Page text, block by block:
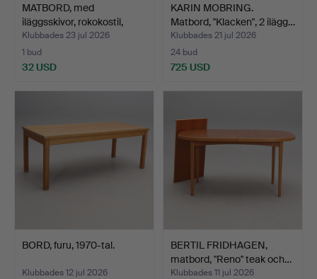
MATBORD, med
iläggsskivor, rokokostil,
190…
Klubbades 23 jul 2026
1 bud
32 USD
KARIN MOBRING.
Matbord, "Klacken", 2 ilägg…
Klubbades 21 jul 2026
24 bud
725 USD
BORD, furu, 1970-tal.
Klubbades 12 jul 2026
BERTIL FRIDHAGEN,
matbord, "Reno" teak och…
Klubbades 11 jul 2026